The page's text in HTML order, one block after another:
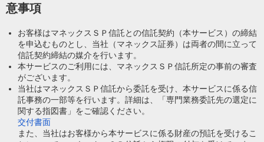
意事項
お客様はマネックスＳＰ信託との信託契約（本サービス）の締結
を申込むものとし、当社（マネックス証券）は両者の間に立って
信託契約締結の媒介を行います。
本サービスのご利用には、マネックスＳＰ信託所定の事前の審査
がございます。
当社はマネックスＳＰ信託から委託を受け、本サービスに係る信
託事務の一部等を行います。詳細は、「専門業務委託先の選定に
関する指図書」をご確認ください。
交付書面
また、当社はお客様から本サービスに係る財産の預託を受けるこ